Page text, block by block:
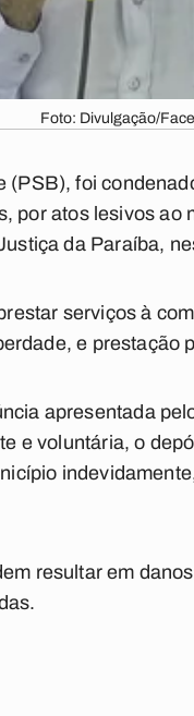
Foto: Divulgação/
foi
por atos lesivos ao
da Paraíba,
serviços à
e prestação
apresentada
e voluntária, o
resultar em